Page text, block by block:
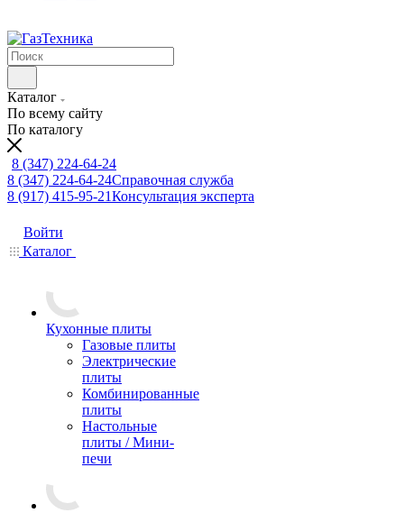
Каталог
По всему сайту
По каталогу
8 (347) 224-64-24
8 (347) 224-64-24Справочная служба
8 (917) 415-95-21Консультация эксперта
Войти
Каталог
Кухонные плиты
Газовые плиты
Электрические
плиты
Комбинированные
плиты
Настольные
плиты / Мини-
печи